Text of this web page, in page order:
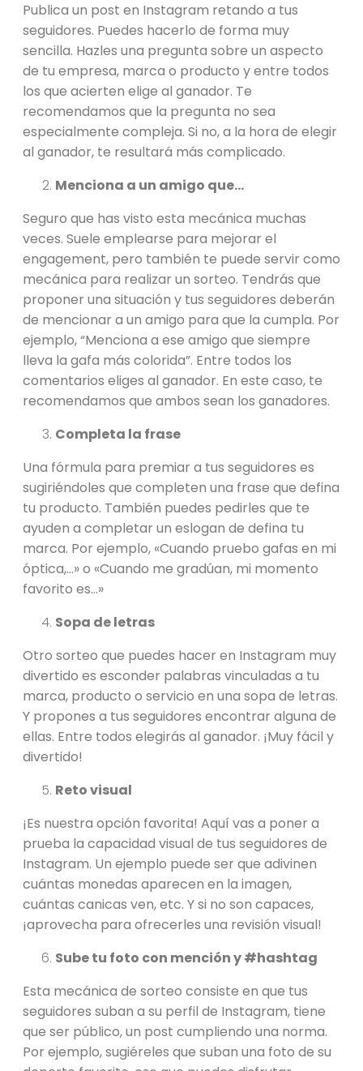
Publica un post en Instagram retando a tus
seguidores. Puedes hacerlo de forma muy
sencilla. Hazles una pregunta sobre un aspecto
de tu empresa, marca o producto y entre todos
los que acierten elige al ganador. Te
recomendamos que la pregunta no sea
especialmente compleja. Si no, a la hora de elegir
al ganador, te resultará más complicado.
Menciona a un amigo que…
Seguro que has visto esta mecánica muchas
veces. Suele emplearse para mejorar el
engagement, pero también te puede servir como
mecánica para realizar un sorteo. Tendrás que
proponer una situación y tus seguidores deberán
de mencionar a un amigo para que la cumpla. Por
ejemplo, “Menciona a ese amigo que siempre
lleva la gafa más colorida”. Entre todos los
comentarios eliges al ganador. En este caso, te
recomendamos que ambos sean los ganadores.
Completa la frase
Una fórmula para premiar a tus seguidores es
sugiriéndoles que completen una frase que defina
tu producto. También puedes pedirles que te
ayuden a completar un eslogan de defina tu
marca. Por ejemplo, «Cuando pruebo gafas en mi
óptica,…» o «Cuando me gradúan, mi momento
favorito es…»
Sopa de letras
Otro sorteo que puedes hacer en Instagram muy
divertido es esconder palabras vinculadas a tu
marca, producto o servicio en una sopa de letras.
Y propones a tus seguidores encontrar alguna de
ellas. Entre todos elegirás al ganador. ¡Muy fácil y
divertido!
Reto visual
¡Es nuestra opción favorita! Aquí vas a poner a
prueba la capacidad visual de tus seguidores de
Instagram. Un ejemplo puede ser que adivinen
cuántas monedas aparecen en la imagen,
cuántas canicas ven, etc. Y si no son capaces,
¡aprovecha para ofrecerles una revisión visual!
Sube tu foto con mención y #hashtag
Esta mecánica de sorteo consiste en que tus
seguidores suban a su perfil de Instagram, tiene
que ser público, un post cumpliendo una norma.
Por ejemplo, sugiéreles que suban una foto de su